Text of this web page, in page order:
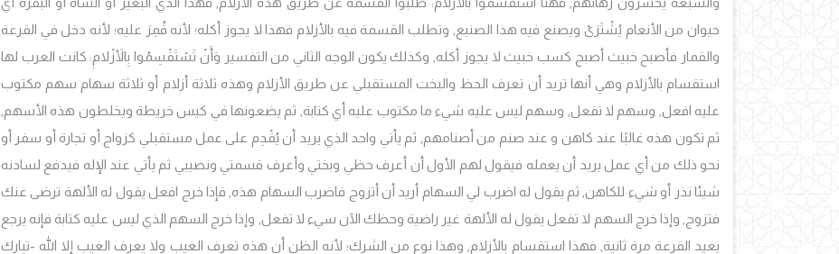
حيوان من الأنعام يُشْتَرَىْ ويصنع فيه هذا الصنيع, وتطلب القسمة فيه بالأزلام فهذا لا يجوز أكله؛ لأنه قُمِرَ عليه؛ لأنه دخل في القرعة
والقمار فأصبح خبيث أصبح كسب خبيث لا يجوز أكله, وكذلك يكون الوجه الثاني من التفسير وَأَنْ تَسْتَقْسِمُوا بِالأَزْلامِ: كانت العرب لها
استقسام بالأزلام وهي أنها تريد أن تعرف الحظ والبخت المستقبلي عن طريق الأزلام وهذه ثلاثة أزلام أو ثلاثة سهام سهم مكتوب
عليه افعل, وسهم لا تفعل, وسهم ليس عليه شيء ما مكتوب عليه أي كتابة, ثم يضعونها في كيس خريطة ويخلطون هذه الأسهم,
ثم تكون هذه غالبًا عند كاهن و عند صنم من أصنامهم, ثم يأتي واحد الذي يريد أن يُقْدِم على عمل مستقبلي كزواج أو تجارة أو سفر أو
نحو ذلك من أي عمل يريد أن يعمله فيقول لهم الأول أن أعرف حظي وبختي وأعرف قسمتي ونصيبي ثم يأتي عند الإله فيدفع لسادنه
شيئا نذر أو شيء للكاهن, ثم يقول له اضرب لي السهام أريد أن أتزوج فاضرب السهام هذه, فإذا خرج افعل يقول له الألهة ترضى عنك
فتزوج, وإذا خرج السهم لا تفعل يقول له الألهة غير راضية وحظك الآن سيء لا تفعل, وإذا خرج السهم الذي ليس عليه كتابة فإنه يرجع
يعيد القرعة مرة ثانية, فهذا استقسام بالأزلام, وهذا نوع من الشرك؛ لأنه الظن أن هذه تعرف الغيب ولا يعرف الغيب إلا الله -تبارك